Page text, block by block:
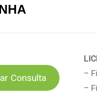
Consulta
–
–